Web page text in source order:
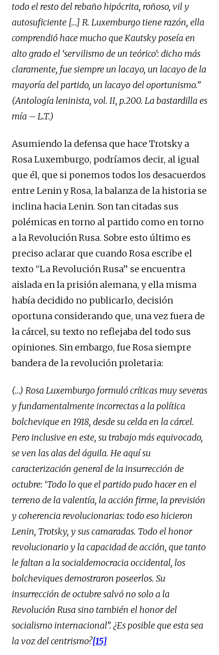
todo el resto del rebaño hipócrita, roñoso, vil y
autosuficiente […] R. Luxemburgo tiene razón, ella
comprendió hace mucho que Kautsky poseía en
alto grado el ‘servilismo de un teórico’: dicho más
claramente, fue siempre un lacayo, un lacayo de la
mayoría del partido, un lacayo del oportunismo.”
(Antología leninista, vol. II, p.200. La bastardilla es
mía – L.T.)
Asumiendo la defensa que hace Trotsky a
Rosa Luxemburgo, podríamos decir, al igual
que él, que si ponemos todos los desacuerdos
entre Lenin y Rosa, la balanza de la historia se
inclina hacia Lenin. Son tan citadas sus
polémicas en torno al partido como en torno
a la Revolución Rusa. Sobre esto último es
preciso aclarar que cuando Rosa escribe el
texto “La Revolución Rusa” se encuentra
aislada en la prisión alemana, y ella misma
había decidido no publicarlo, decisión
oportuna considerando que, una vez fuera de
la cárcel, su texto no reflejaba del todo sus
opiniones. Sin embargo, fue Rosa siempre
bandera de la revolución proletaria:
(…) Rosa Luxemburgo formuló críticas muy severas
y fundamentalmente incorrectas a la política
bolchevique en 1918, desde su celda en la cárcel.
Pero inclusive en este, su trabajo más equivocado,
se ven las alas del águila. He aquí su
caracterización general de la insurrección de
octubre: ‘Todo lo que el partido pudo hacer en el
terreno de la valentía, la acción firme, la previsión
y coherencia revolucionarias: todo eso hicieron
Lenin, Trotsky, y sus camaradas. Todo el honor
revolucionario y la capacidad de acción, que tanto
le faltan a la socialdemocracia occidental, los
bolcheviques demostraron poseerlos. Su
insurrección de octubre salvó no solo a la
Revolución Rusa sino también el honor del
socialismo internacional”. ¿Es posible que esta sea
la voz del centrismo?[15]